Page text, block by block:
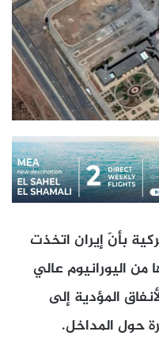
بأنّ إيران اتخذت
من اليورانيوم عالي
المؤدية إلى
حول المداخل.